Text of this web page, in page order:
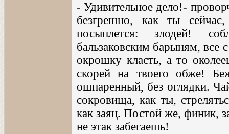
- Удивительное дело!-
безгрешно, как ты
посыплется: злодей!
бальзаковским барыням, все
окрошку класть, а то
скорей на твоего обже!
ошпаренный, без оглядки.
сокровища, как ты,
как заяц. Постой же, финик,
не этак забегаешь!